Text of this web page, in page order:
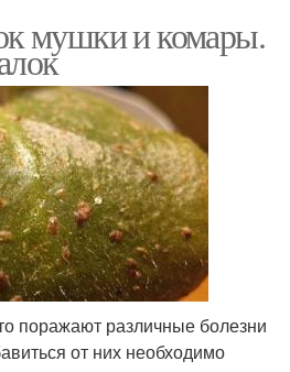
мушки и комары.
поражают различные болезни
от них необходимо